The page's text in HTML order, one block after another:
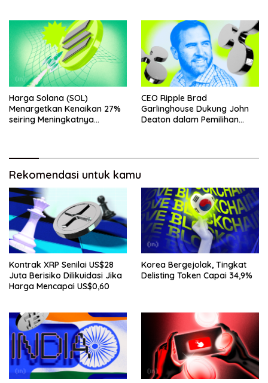
Harga Solana (SOL)
Menargetkan Kenaikan 27%
seiring Meningkatnya
CEO Ripple Brad
Garlinghouse Dukung John
Deaton dalam Pemilihan
Rekomendasi untuk kamu
Kontrak XRP Senilai US$28
Juta Berisiko Dilikuidasi Jika
Harga Mencapai US$0,60
Korea Bergejolak, Tingkat
Delisting Token Capai 34,9%